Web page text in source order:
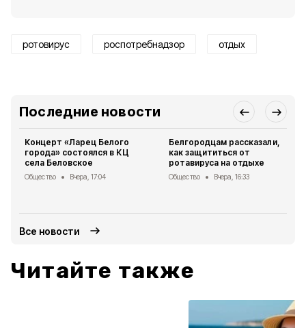
ротовирус роспотребнадзор отдых
Последние новости
Концерт «Ларец Белого
города» состоялся в КЦ
села Беловское
Общество Вчера, 17:04
Белгородцам рассказали,
как защититься от
ротавируса на отдыхе
Общество Вчера, 16:33
Все новости
Читайте также